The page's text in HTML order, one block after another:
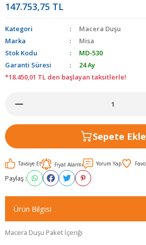
147.753,75 TL
Kategori
Macera Duşu
Marka
Misa
Stok Kodu
MD-530
Garanti Süresi
24 Ay
*18.450,01 TL den başlayan taksitlerle!
Sepete Ekle
Tavsiye Et Fiyat Alarmı Yorum Yap
Paylaş :
Ürün Bilgisi
Macera Duşu Paket İçeriği